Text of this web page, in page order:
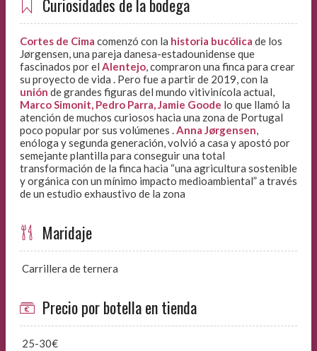
Curiosidades de la bodega
Cortes de Cima comenzó con la historia bucólica de los
Jørgensen, una pareja danesa-estadounidense que
fascinados por el Alentejo, compraron una finca para crear
su proyecto de vida . Pero fue a partir de 2019, con la
unión de grandes figuras del mundo vitivinícola actual,
Marco Simonit, Pedro Parra, Jamie Goode lo que llamó la
atención de muchos curiosos hacia una zona de Portugal
poco popular por sus volúmenes .Anna Jørgensen,
enóloga y segunda generación, volvió a casa y apostó por
semejante plantilla para conseguir una total
transformación de la finca hacia “una agricultura sostenible
y orgánica con un mínimo impacto medioambiental” a través
de un estudio exhaustivo de la zona
Maridaje
Carrillera de ternera
Precio por botella en tienda
25-30€